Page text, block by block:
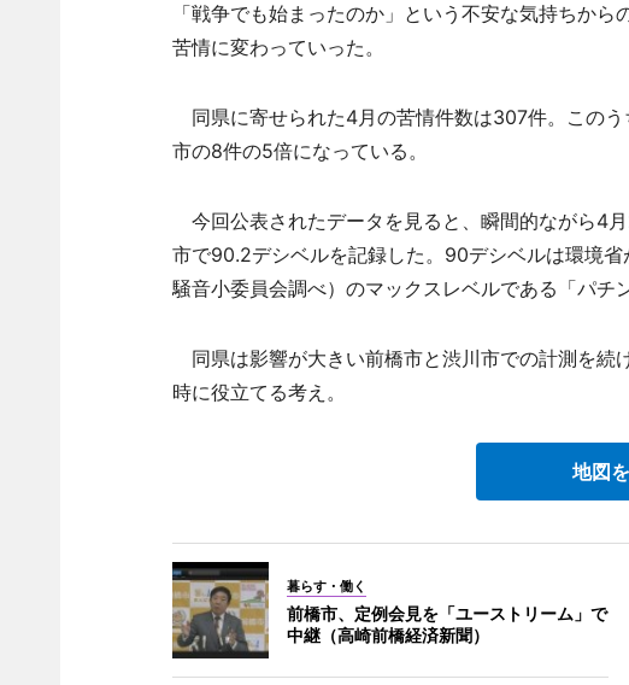
「戦争でも始まったのか」という不安な気持ちか
苦情に変わっていった。
同県に寄せられた4月の苦情件数は307件。この
市の8件の5倍になっている。
今回公表されたデータを見ると、瞬間的ながら4
市で90.2デシベルを記録した。90デシベルは環境
騒音小委員会調べ）のマックスレベルである「パチ
同県は影響が大きい前橋市と渋川市での計測を続
時に役立てる考え。
地図
暮らす・働く
前橋市、定例会見を「ユーストリーム」で
中継（高崎前橋経済新聞）